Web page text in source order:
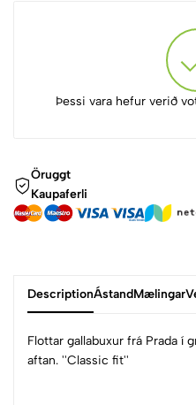
Þessi vara hefur verið
Öruggt
Kaupaferli
DescriptionÁstandMælingar
Flottar gallabuxur frá Prada í
aftan. ''Classic fit''